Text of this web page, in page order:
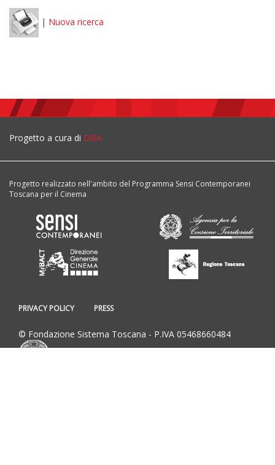
| Nuova ricerca
Progetto a cura di DBA
Progetto realizzato nell'ambito del Programma Sensi Contemporanei
Toscana per il Cinema
PRIVACY POLICY PRESS
© Fondazione Sistema Toscana - P.IVA 05468660484